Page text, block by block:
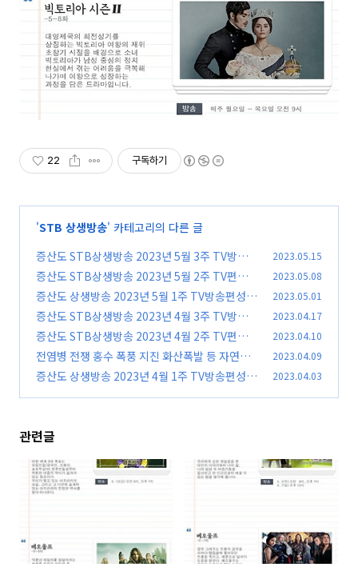
22 구독하기
'STB 상생방송' 카테고리의 다른 글
증산도 STB상생방송 2023년 5월 3주 TV방송편
성표 (23)
2023.05.15
증산도 STB상생방송 2023년 5월 2주 TV편성표
(23)
2023.05.08
증산도 상생방송 2023년 5월 1주 TV방송편성표
(13)
2023.05.01
증산도 STB상생방송 2023년 4월 3주 TV방송편
성표 (12)
2023.04.17
증산도 STB상생방송 2023년 4월 2주 TV편성표
(20)
2023.04.10
전염병 전쟁 홍수 폭풍 지진 화산폭발 등 자연재
해와 인재 다큐멘터리 지구재난보고서
(11)
2023.04.09
증산도 상생방송 2023년 4월 1주 TV방송편성표 2023.04.03
관련글